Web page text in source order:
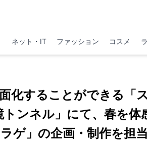
ネット・IT ファッション コスメ
化することができる「ス
ンネル」にて、春を体
ゲ」の企画・制作を担当